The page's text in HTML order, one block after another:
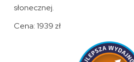
słonecznej.
Cena: 1939 zł